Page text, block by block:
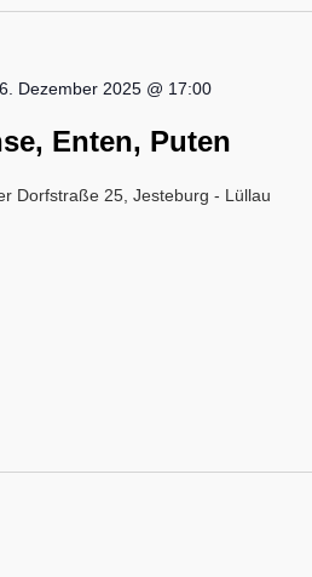
6. Dezember 2025 @ 17:00
Enten, Puten
Dorfstraße 25, Jesteburg - Lüllau